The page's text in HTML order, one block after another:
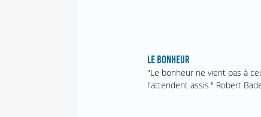
LE BONHEUR
"Le bonheur ne vient pas à
l'attendent assis." Robert